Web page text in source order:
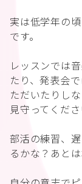
実は低学年の
です。
レッスンでは
たり、発表会
ただいたりし
見守ってくださ
部活の練習、
るかな？あと